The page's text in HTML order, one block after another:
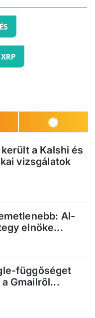
XRP
a Kalshi és
vizsgálatok
AI-
elnöke...
függőséget
Gmailről...